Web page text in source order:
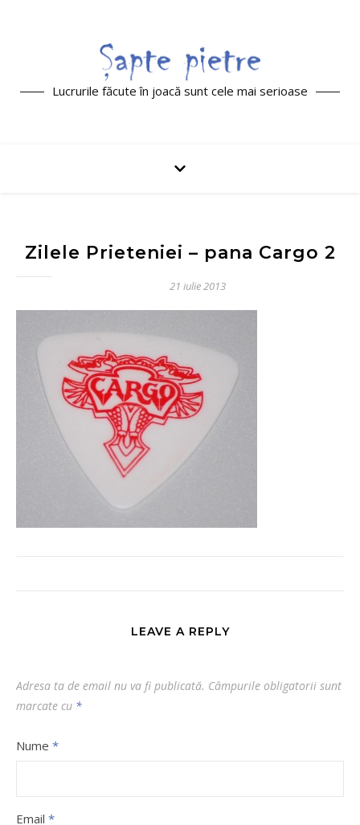
Lucrurile făcute în joacă sunt cele mai serioase
Zilele Prieteniei – pana Cargo 2
21 iulie 2013
LEAVE A REPLY
Adresa ta de email nu va fi publicată. Câmpurile obligatorii sunt
marcate cu *
Nume *
Email *